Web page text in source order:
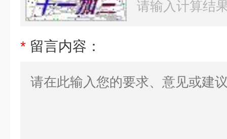
* 留言内容：